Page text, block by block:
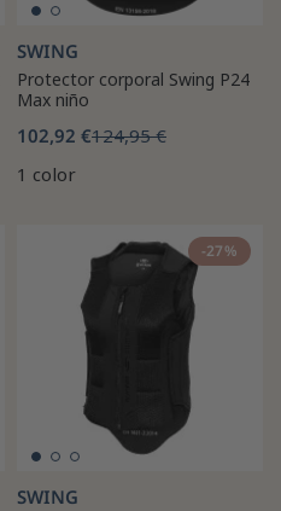
SWING
Protector corporal Swing P24
Max niño
102,92 €124,95 €
1 color
-27%
SWING